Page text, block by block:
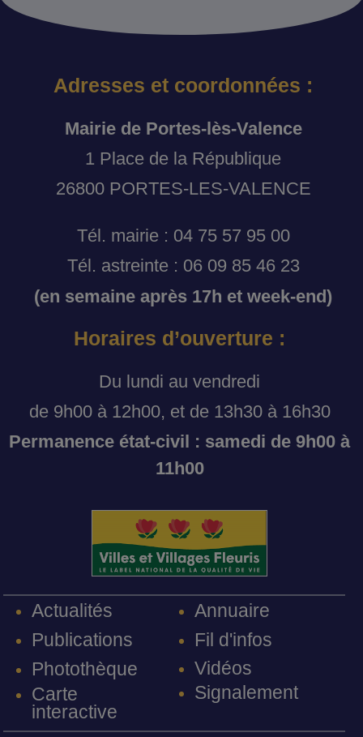
Adresses et coordonnées :
Mairie de Portes-lès-Valence
1 Place de la République
26800 PORTES-LES-VALENCE
Tél. mairie : 04 75 57 95 00
Tél. astreinte : 06 09 85 46 23
(en semaine après 17h et week-end)
Horaires d’ouverture :
Du lundi au vendredi
de 9h00 à 12h00, et de 13h30 à 16h30
Permanence état-civil : samedi de 9h00 à
11h00
Actualités
Publications
Photothèque
Carte
interactive
Annuaire
Fil d'infos
Vidéos
Signalement